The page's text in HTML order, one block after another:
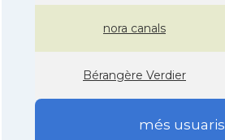
nora canals
Bérangère Verdier
més usuaris